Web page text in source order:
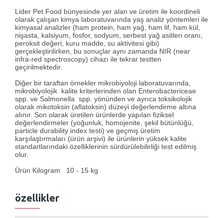
Lider Pet Food bünyesinde yer alan ve üretim ile koordineli
olarak çalışan kimya laboratuvarında yaş analiz yöntemleri ile
kimyasal analizler (ham protein, ham yağ, ham lif, ham kül,
nişasta, kalsiyum, fosfor, sodyum, serbest yağ asitleri oranı,
peroksit değeri, kuru madde, su aktivitesi gibi)
gerçekleştirilirken, bu sonuçlar aynı zamanda NIR (near
infra-red spectroscopy) cihazı ile tekrar testten
geçirilmektedir.
Diğer bir taraftan örnekler mikrobiyoloji laboratuvarında,
mikrobiyolojik kalite kriterlerinden olan Enterobactericeae
spp. ve Salmonella spp. yönünden ve ayrıca toksikolojik
olarak mikotoksin (aflatoksin) düzeyi değerlendirme altına
alınır. Son olarak üretilen ürünlerde yapılan fiziksel
değerlendirmeler (yoğunluk, homojenite, şekil bütünlüğü,
particle durability index testi) ve geçmiş üretim
karşılaştırmaları (ürün arşivi) ile ürünlerin yüksek kalite
standartlarındaki özelliklerinin sürdürülebilirliği test edilmiş
olur.
Ürün Kilogram 10 - 15 kg
özellikler